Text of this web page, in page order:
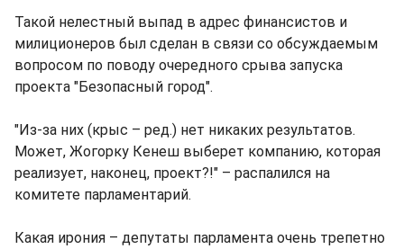
Такой нелестный выпад в адрес финансистов и
милиционеров был сделан в связи со обсуждаемым
вопросом по поводу очередного срыва запуска
проекта "Безопасный город".
"Из-за них (крыс – ред.) нет никаких результатов.
Может, Жогорку Кенеш выберет компанию, которая
реализует, наконец, проект?!" – распалился на
комитете парламентарий.
Какая ирония – депутаты парламента очень трепетно